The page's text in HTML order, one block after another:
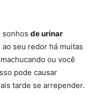
sonhos de urinar
seu redor há muitas
ou você
pode causar
tarde se arrepender.